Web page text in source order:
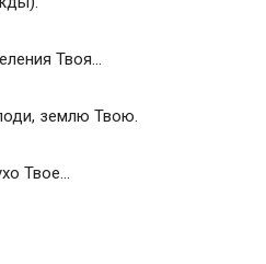
Твоя…
землю Твою.
Твое…